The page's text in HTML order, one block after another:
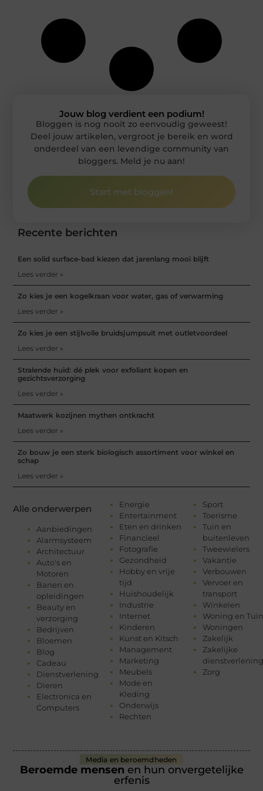
Alle onderwerpen
Aanbiedingen
Alarmsysteem
Architectuur
Auto's en
Motoren
Banen en
opleidingen
Beauty en
verzorging
Bedrijven
Bloemen
Blog
Cadeau
Dienstverlening
Dieren
Electronica en
Computers
Energie
Entertainment
Eten en drinken
Financieel
Fotografie
Gezondheid
Hobby en vrije
tijd
Huishoudelijk
Industrie
Internet
Kinderen
Kunst en Kitsch
Management
Marketing
Meubels
Mode en
Kleding
Onderwijs
Rechten
Sport
Toerisme
Tuin en
buitenleven
Tweewielers
Vakantie
Verbouwen
Vervoer en
transport
Winkelen
Woning en Tuin
Woningen
Zakelijk
Zakelijke
dienstverlening
Zorg
Recente berichten
Een solid surface-bad kiezen dat jarenlang mooi blijft
Lees verder »
Zo kies je een kogelkraan voor water, gas of verwarming
Lees verder »
Zo kies je een stijlvolle bruidsjumpsuit met outletvoordeel
Lees verder »
Stralende huid: dé plek voor exfoliant kopen en
gezichtsverzorging
Lees verder »
Maatwerk kozijnen mythen ontkracht
Lees verder »
Zo bouw je een sterk biologisch assortiment voor winkel en
schap
Lees verder »
Jouw blog verdient een podium!
Bloggen is nog nooit zo eenvoudig geweest!
Deel jouw artikelen, vergroot je bereik en word
onderdeel van een levendige community van
bloggers. Meld je nu aan!
Start met bloggen!
Media en beroemdheden
Beroemde mensen en hun onvergetelijke
erfenis